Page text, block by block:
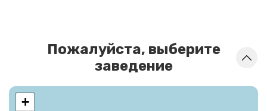
Пожалуйста, выберите
заведение
+